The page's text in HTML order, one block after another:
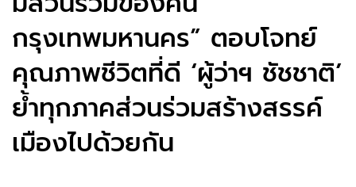
กรุงเทพมหานคร” ตอบโจทย์
คุณภาพชีวิตที่ดี ‘ผู้ว่าฯ ชัชชาติ’
ย้ำทุกภาคส่วนร่วมสร้างสรรค์
เมืองไปด้วยกัน